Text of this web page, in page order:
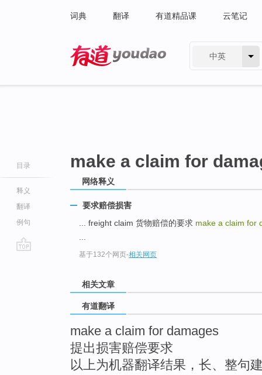
词典 翻译 有道精品课 云笔记
中英
目录
释义
翻译
例句
make a claim for
网络释义
要求赔偿损害
... freight claim 货物赔偿的要求 make a claim for
基于132个网页-相关网页
相关文章
有道翻译
make a claim for damages
提出损害赔偿要求
以上为机器翻译结果，长、整句